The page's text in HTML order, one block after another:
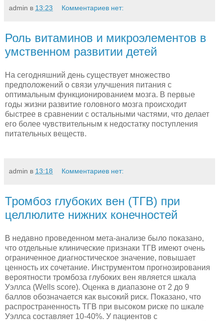
admin в 13:23 Комментариев нет:
Роль витаминов и микроэлементов в
умственном развитии детей
На сегодняшний день существует множество
предположений о связи улучшения питания с
оптимальным функционированием мозга. В первые
годы жизни развитие головного мозга происходит
быстрее в сравнении с остальными частями, что делает
его более чувствительным к недостатку поступления
питательных веществ.
admin в 13:18 Комментариев нет:
Тромбоз глубоких вен (ТГВ) при
целлюлите нижних конечностей
В недавно проведенном мета-анализе было показано,
что отдельные клинические признаки ТГВ имеют очень
ограниченное диагностическое значение, повышает
ценность их сочетание. Инструментом прогнозирования
вероятности тромбоза глубоких вен является шкала
Уэллса (Wells score). Оценка в диапазоне от 2 до 9
баллов обозначается как высокий риск. Показано, что
распространенность ТГВ при высоком риске по шкале
Уэллса составляет 10-40%. У пациентов с